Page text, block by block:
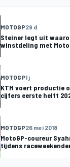
MOTOGP29 d
Steiner legt uit
winstdeling met
MOTOGP1 j
KTM voert productie
cijfers eerste helft
MOTOGP26 mei 2018
MotoGP-coureur
tijdens